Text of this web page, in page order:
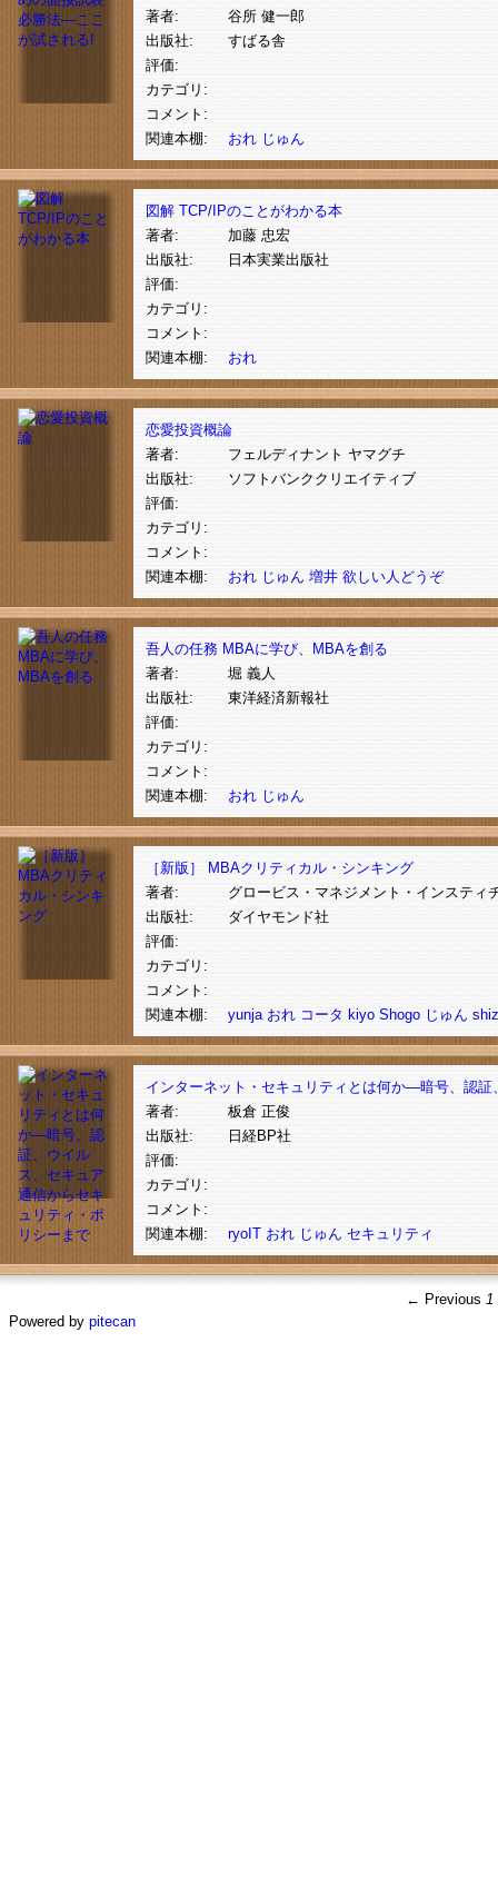
著者:
谷所 健一郎
出版社:
すばる舎
評価:
カテゴリ:
コメント:
関連本棚:
おれ じゅん
図解 TCP/IPのことがわかる本
著者:
加藤 忠宏
出版社:
日本実業出版社
評価:
カテゴリ:
コメント:
関連本棚:
おれ
恋愛投資概論
著者:
フェルディナント ヤマグチ
出版社:
ソフトバンククリエイティブ
評価:
カテゴリ:
コメント:
関連本棚:
おれ じゅん 増井 欲しい人どうぞ
吾人の任務 MBAに学び、MBAを創る
著者:
堀 義人
出版社:
東洋経済新報社
評価:
カテゴリ:
コメント:
関連本棚:
おれ じゅん
［新版］ MBAクリティカル・シンキング
著者:
グロービス・マネジメント・インスティ
出版社:
ダイヤモンド社
評価:
カテゴリ:
コメント:
関連本棚:
yunja おれ コータ kiyo Shogo じゅん
インターネット・セキュリティとは何か―暗号、認
著者:
板倉 正俊
出版社:
日経BP社
評価:
カテゴリ:
コメント:
関連本棚:
ryoIT おれ じゅん セキュリティ
← Previous 1
Powered by pitecan